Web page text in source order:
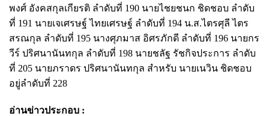
พงศ์ อังคสกุลเกียรติ ลำดับที่ 190 นายไชยชนก ชิดชอบ ลำดับ
ที่ 191 นายเจเศรษฐ์ ไทยเศรษฐ์ ลำดับที่ 194 น.ส.ไตรศุลี ไตร
สรณกุล ลำดับที่ 195 นางศุภมาส อิศรภักดี ลำดับที่ 196 นายกร
วีร์ ปริศนานันทกุล ลำดับที่ 198 นายชลัฐ รัชกิจประการ ลำดับ
ที่ 205 นายภราดร ปริศนานันทกุล สำหรับ นายเนวิน ชิดชอบ
อยู่ลำดับที่ 228
อ่านข่าวประกอบ :